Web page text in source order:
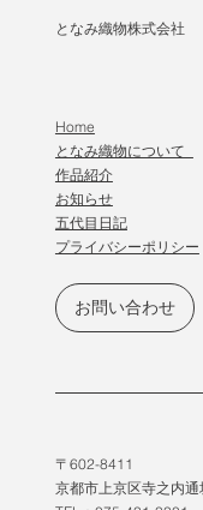
となみ織物株式会社
お問い合わせ
〒602-8411
京都市上京区寺之内
Home
となみ織物について
作品紹介
​お知らせ
五代目日記
プライバシーポリシー